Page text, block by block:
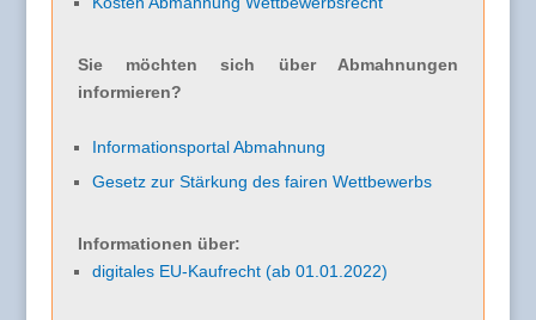
Sie möchten sich über Abmahnungen
informieren?
Informationsportal Abmahnung
Gesetz zur Stärkung des fairen Wettbewerbs
Informationen über:
digitales EU-Kaufrecht (ab 01.01.2022)